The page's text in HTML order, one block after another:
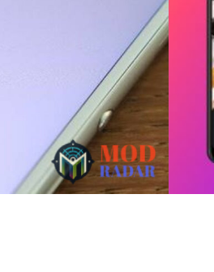
kirim pesan dari Messenger ke
membuat komunikasi jadi lebih
tahu gini caranya.
Kalau ikon DM di Instagram
lewat kolom pencarian. kalian
perlu pindah aplikasi.
chat dari Instagram, cukup
Ada Triknya Nih!